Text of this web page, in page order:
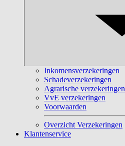
Inkomensverzekeringen
Schadeverzekeringen
Agrarische verzekeringen
VvE verzekeringen
Voorwaarden
Overzicht Verzekeringen
Klantenservice